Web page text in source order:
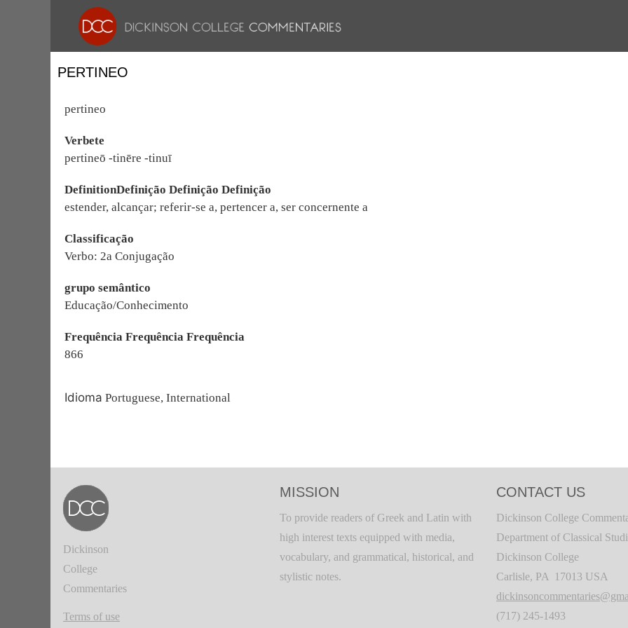
PERTINEO
pertineo
Verbete
pertineō -tinēre -tinuī
DefinitionDefinição Definição Definição
estender, alcançar; referir-se a, pertencer a, ser concernente a
Classificação
Verbo: 2a Conjugação
grupo semântico
Educação/Conhecimento
Frequência Frequência Frequência
866
Idioma Portuguese, International
Dickinson
College
Commentaries
Terms of use
MISSION
To provide readers of Greek and Latin with
high interest texts equipped with media,
vocabulary, and grammatical, historical, and
stylistic notes.
CONTACT US
Dickinson College
Department of Classical
Dickinson College
Carlisle, PA 17013 USA
(717) 245-1493